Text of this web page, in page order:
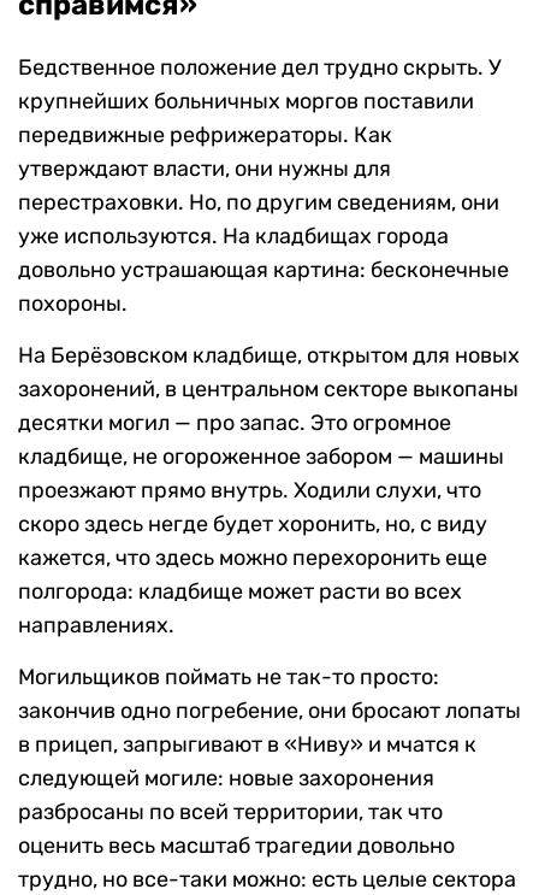
Бедственное положение дел трудно скрыть. У
крупнейших больничных моргов поставили
передвижные рефрижераторы. Как
утверждают власти, они нужны для
перестраховки. Но, по другим сведениям, они
уже используются. На кладбищах города
довольно устрашающая картина: бесконечные
похороны.
На Берёзовском кладбище, открытом для новых
захоронений, в центральном секторе выкопаны
десятки могил — про запас. Это огромное
кладбище, не огороженное забором — машины
проезжают прямо внутрь. Ходили слухи, что
скоро здесь негде будет хоронить, но, с виду
кажется, что здесь можно перехоронить еще
полгорода: кладбище может расти во всех
направлениях.
Могильщиков поймать не так-то просто:
закончив одно погребение, они бросают лопаты
в прицеп, запрыгивают в «Ниву» и мчатся к
следующей могиле: новые захоронения
разбросаны по всей территории, так что
оценить весь масштаб трагедии довольно
трудно, но все-таки можно: есть целые сектора